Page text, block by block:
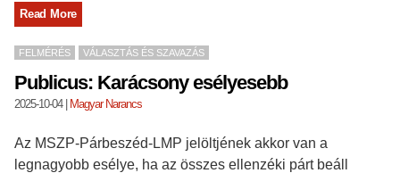
Read More
FELMÉRÉS VÁLASZTÁS ÉS SZAVAZÁS
Publicus: Karácsony esélyesebb
2025-10-04| Magyar Narancs
Az MSZP-Párbeszéd-LMP jelöltjének akkor van a
legnagyobb esélye, ha az összes ellenzéki párt beáll